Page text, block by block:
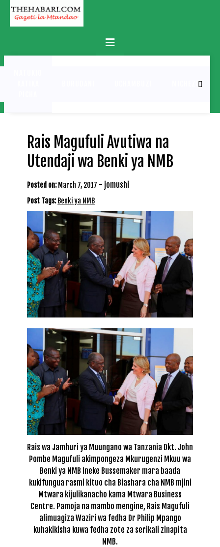
Skip
content
Primary
Menu
MICHEZO
Rais Magufuli Avutiwa na
Utendaji wa Benki ya NMB
Posted on: March 7, 2017 - jomushi
Post Tags: Benki ya NMB
Rais wa Jamhuri ya Muungano wa Tanzania Dkt. John
Pombe Magufuli akimpongeza Mkurugenzi Mkuu wa
Benki ya NMB Ineke Bussemaker mara baada
kukifungua rasmi kituo cha Biashara cha NMB mjini
Mtwara kijulikanacho kama Mtwara Business
Centre. Pamoja na mambo mengine, Rais Magufuli
alimuagiza Waziri wa fedha Dr Philip Mpango
kuhakikisha kuwa fedha zote za serikali zinapita
NMB.